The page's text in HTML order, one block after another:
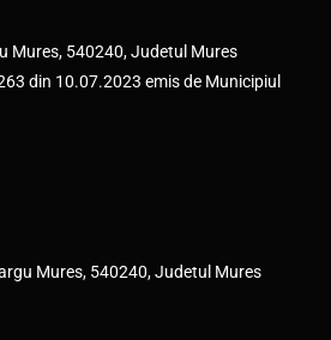
Mures, 540240, Judetul Mures
din 10.07.2023 emis de Municipiul
Mures, 540240, Judetul Mures